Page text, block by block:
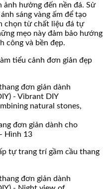
ảnh hưởng đến nền đá. Sử
sáng vàng ấm để tạo
chọn từ chất liệu đá tự
mẹo này đảm bảo hướng
công và bền đẹp.
tiểu cảnh đơn giản đẹp
đơn giản dành cho
Hình 13
tự trang trí gầm cầu thang